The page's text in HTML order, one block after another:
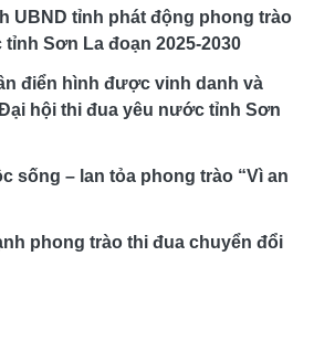
UBND tỉnh phát động phong trào
Sơn La đoạn 2025-2030
điển hình được vinh danh và
hội thi đua yêu nước tỉnh Sơn
sống – lan tỏa phong trào “Vì an
phong trào thi đua chuyển đổi